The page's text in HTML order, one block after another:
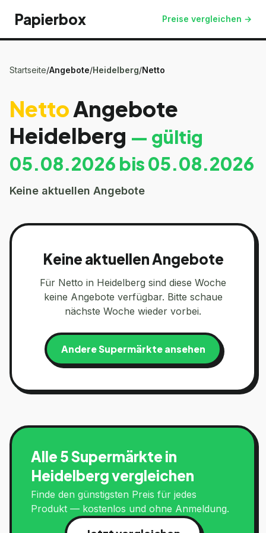
Papierbox Preise vergleichen →
Startseite/Angebote/Heidelberg/Netto
NettoAngebote
Heidelberg — gültig
05.08.2026 bis05.08.2026
Keine aktuellen Angebote
Keine aktuellen Angebote
Für Netto in Heidelberg sind diese Woche
keine Angebote verfügbar. Bitte schaue
nächste Woche wieder vorbei.
Andere Supermärkte ansehen
Alle 5 Supermärkte in
Heidelbergvergleichen
Finde den günstigsten Preis für jedes
Produkt — kostenlos und ohne Anmeldung.